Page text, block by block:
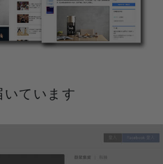
ています